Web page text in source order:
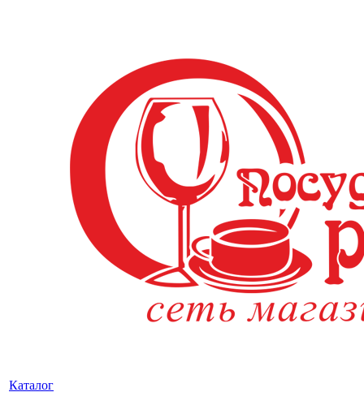
Каталог